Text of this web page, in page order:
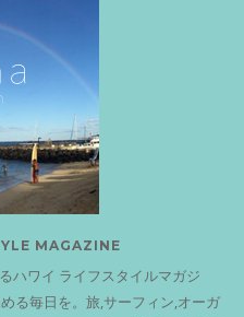
MAGAZINE
ハワイ ライフスタイルマガジ
る毎日を。旅,サーフィン,オーガ